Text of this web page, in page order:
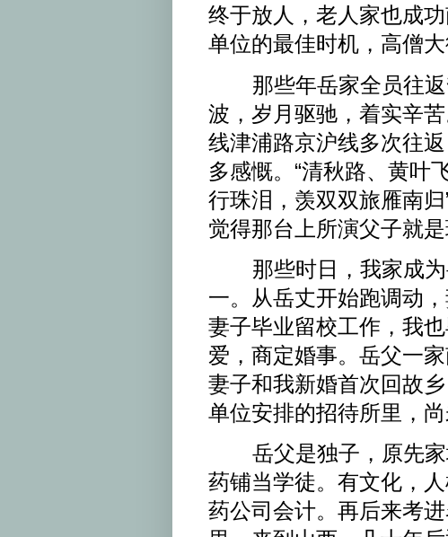
终于放人，老人家也成
单位的最佳时机，高僧
那些年岳家全员往返
波，岁月驱驰，着实辛
线津浦路京沪线多次往
多感慨。“清秋路、黄叶
行珠泪，羡双双旅雁南
觉得那台上所演父子就是
那些时日，我家成为
一。从岳丈开始跑调动
妻子毕业留校工作，我
爱，商定婚事。岳父一
妻子和我新婚首次回故
单位安排的招待所里，尚
岳父是独子，原先家
药铺当学徒。有文化，
药公司会计。再后来考